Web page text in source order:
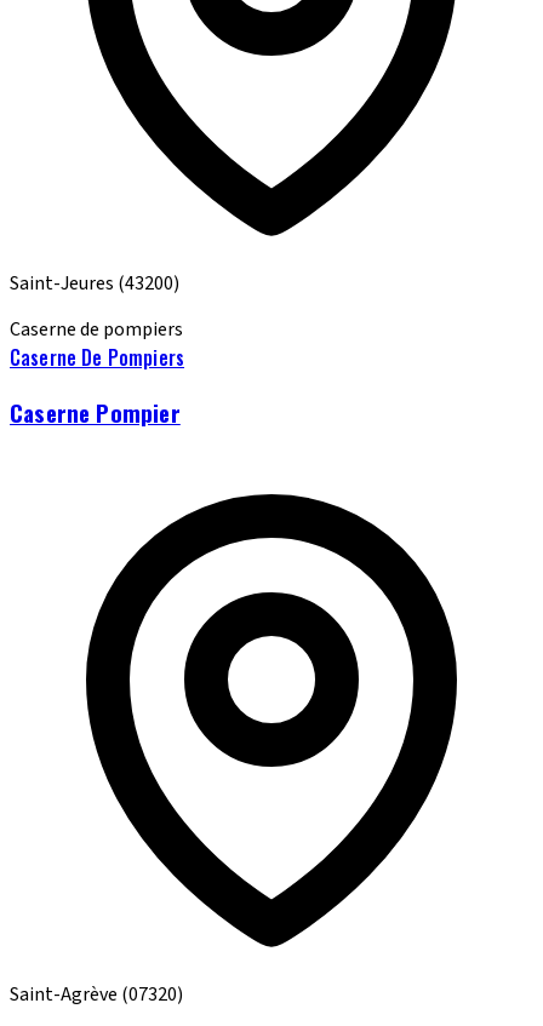
Saint-Jeures (43200)
Caserne de pompiers
Caserne De Pompiers
Caserne Pompier
Saint-Agrève (07320)